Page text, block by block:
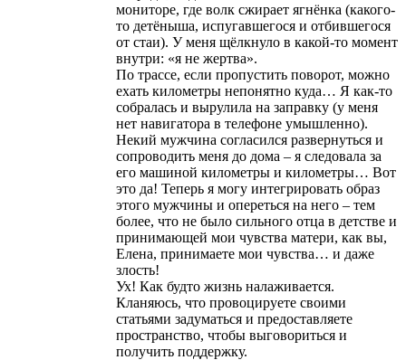
мониторе, где волк сжирает ягнёнка (какого-
то детёныша, испугавшегося и отбившегося
от стаи). У меня щёлкнуло в какой-то момент
внутри: «я не жертва».
По трассе, если пропустить поворот, можно
ехать километры непонятно куда… Я как-то
собралась и вырулила на заправку (у меня
нет навигатора в телефоне умышленно).
Некий мужчина согласился развернуться и
сопроводить меня до дома – я следовала за
его машиной километры и километры… Вот
это да! Теперь я могу интегрировать образ
этого мужчины и опереться на него – тем
более, что не было сильного отца в детстве и
принимающей мои чувства матери, как вы,
Елена, принимаете мои чувства… и даже
злость!
Ух! Как будто жизнь налаживается.
Кланяюсь, что провоцируете своими
статьями задуматься и предоставляете
пространство, чтобы выговориться и
получить поддержку.